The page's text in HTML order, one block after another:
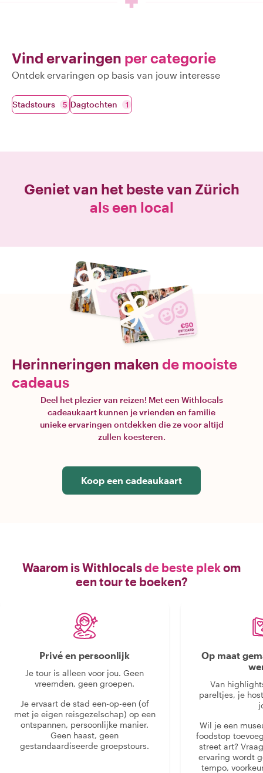
Vind ervaringen per categorie
Ontdek ervaringen op basis van jouw interesse
Stadstours 5 Dagtochten 1
Geniet van het beste van Zürich
als een local
Herinneringen maken de mooiste
cadeaus
Deel het plezier van reizen! Met een Withlocals
cadeaukaart kunnen je vrienden en familie
unieke ervaringen ontdekken die ze voor altijd
zullen koesteren.
Koop een cadeaukaart
Waarom is Withlocalsde beste plekom
een tour te boeken?
Privé en persoonlijk
Je tour is alleen voor jou. Geen
vreemden, geen groepen.
Je ervaart de stad een-op-een (of
met je eigen reisgezelschap) op een
ontspannen, persoonlijke manier.
Geen haast, geen
gestandaardiseerde groepstours.
Op maat
Van
pareltjes, je
Wil je een
foodstop
street art?
ervaring wordt
tempo,